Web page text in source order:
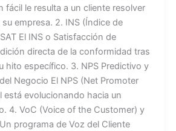
fácil le resulta a un cliente resolver
empresa. 2. INS (Índice de
El INS o Satisfacción de
directa de la conformidad tras
hito específico. 3. NPS Predictivo y
Negocio El NPS (Net Promoter
está evolucionando hacia un
4. VoC (Voice of the Customer) y
programa de Voz del Cliente